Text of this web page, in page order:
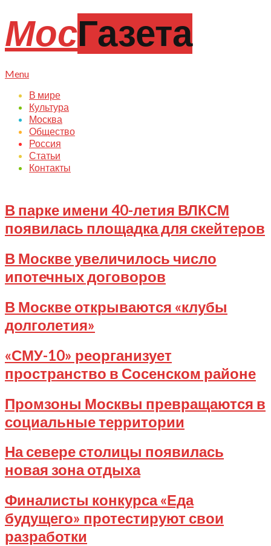
to
content
МосГазета
Primary
Menu
Menu
В мире
Культура
Москва
Общество
Россия
Статьи
Контакты
В парке имени 40-летия ВЛКСМ
появилась площадка для скейтеров
2023-
08-
17
В Москве увеличилось число
ипотечных договоров
2023-
08-
17
В Москве открываются «клубы
долголетия»
2023-
08-
16
«СМУ-10» реорганизует
пространство в Сосенском районе
2023-
08-
16
Промзоны Москвы превращаются в
социальные территории
2023-
08-
16
На севере столицы появилась
новая зона отдыха
2023-
08-
15
Финалисты конкурса «Еда
будущего» протестируют свои
разработки